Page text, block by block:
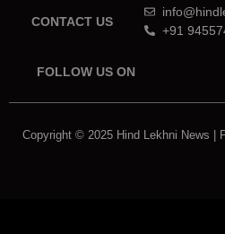
CONTACT US
+91
FOLLOW US ON
Copyright © 2025 Hind Lekhni News |